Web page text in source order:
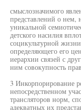
смыслозначимого
представлений о нем,
уникальной
детского насилия
социкультурной
определяющего его
иерархии связей с
ним совокупность
3 Инкорпорирование
непосредственном
трансляторов норм,
адекватных их